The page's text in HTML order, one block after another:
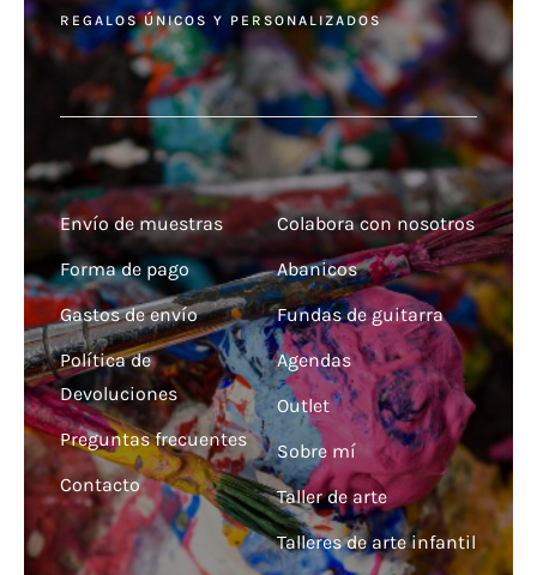
REGALOS ÚNICOS Y PERSONALIZADOS
Envío de muestras
Forma de pago
Gastos de envío
Política de
Devoluciones
Preguntas frecuentes
Contacto
Colabora con nosotros
Abanicos
Fundas de guitarra
Agendas
Outlet
Sobre mí
Taller de arte
Talleres de arte infantil